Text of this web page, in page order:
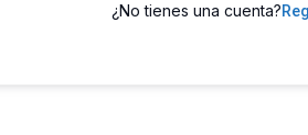
¿No tienes una cuenta?